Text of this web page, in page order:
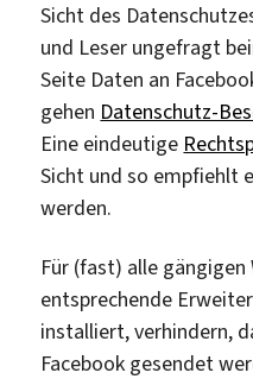
Sicht des
und Leser ungefragt
Seite Daten an
gehen Datenschutz-
Eine eindeutige
Sicht und so empfiehlt
werden.
Für (fast) alle
entsprechende
installiert, verhindern,
Facebook gesendet